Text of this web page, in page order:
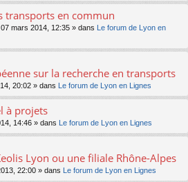
transports en commun
mars 2014, 12:35 » dans
Le forum de Lyon en
sur la recherche en transports
20:02 » dans Le forum de Lyon en Lignes
à projets
14:46 » dans Le forum de Lyon en Lignes
Lyon ou une filiale Rhône-Alpes
22:00 » dans Le forum de Lyon en Lignes